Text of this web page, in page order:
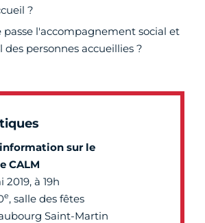
?
l'accompagnement social et
des personnes accueillies ?
sur le
CALM
à 19h
e, salle des fêtes
Saint-Martin